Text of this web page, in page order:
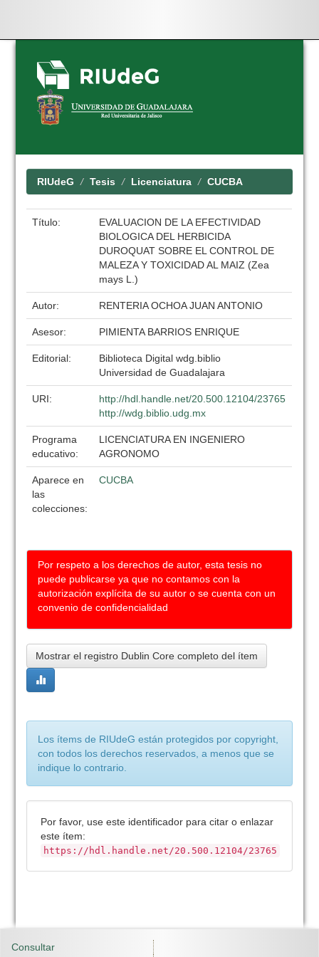
Skip
navigation
RIUdeG Tesis Licenciatura CUCBA
Título:
EVALUACION DE LA EFECTIVIDAD
BIOLOGICA DEL HERBICIDA
DUROQUAT SOBRE EL CONTROL DE
MALEZA Y TOXICIDAD AL MAIZ (Zea
mays L.)
Autor: RENTERIA OCHOA JUAN ANTONIO
Asesor: PIMIENTA BARRIOS ENRIQUE
Editorial:
Biblioteca Digital wdg.biblio
Universidad de Guadalajara
URI:
http://hdl.handle.net/20.500.12104/23765
http://wdg.biblio.udg.mx
Programa
educativo:
LICENCIATURA EN INGENIERO
AGRONOMO
Aparece en
las
colecciones:
CUCBA
Por respeto a los derechos de autor, esta tesis no
puede publicarse ya que no contamos con la
autorización explícita de su autor o se cuenta con un
convenio de confidencialidad
Mostrar el registro Dublin Core completo del ítem
Los ítems de RIUdeG están protegidos por copyright,
con todos los derechos reservados, a menos que se
indique lo contrario.
Por favor, use este identificador para citar o enlazar
este ítem:
https://hdl.handle.net/20.500.12104/23765
Consultar